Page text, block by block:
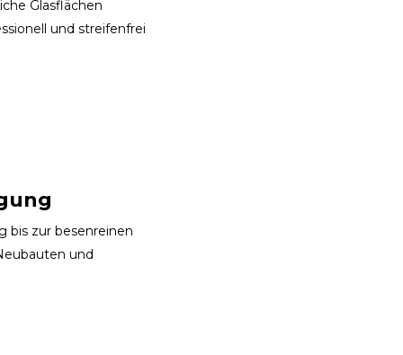
Glasflächen
und streifenfrei
bis zur besenreinen
und